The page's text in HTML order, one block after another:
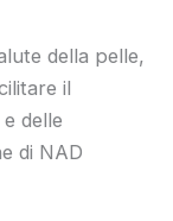
della pelle,
il
delle
di NAD